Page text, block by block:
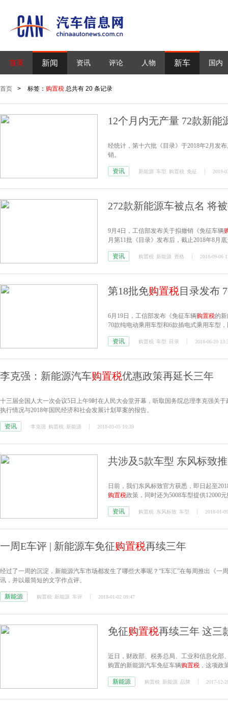
首页 新闻 资讯 评论 人物 新车 国内
首页 > 标签： 购置税 总共有 20 条记录
12个月内无产量 72款新能
经统计，第十六批《目录》于2018年2月发
销。
资讯 新能源 车型 购置税 免征 2019-
272款新能源车被点名 将
9月4日，工信部发布关于拟撤销《免征车辆
月第11批《目录》发布后，截止2018年8月
资讯 购置税 新能源 资格 2018-09-06
第18批免购置税目录发布
6月19日，工信部发布《免征车辆购置税的
70款纯电动乘用车型和6款插电式乘用车型
车型名单，24款新能源车型在列。
资讯 购置税 车型 目录 2018-06-20
李克强：新能源汽车购置税优惠政策再延长三年
十三届全国人大一次会议5日上午9时在人民大会堂开幕，听取国务院总理李克强关
执行情况与2018年国民经济和社会发展计划草案的报告。
资讯 李克强 购置税 新能源 2018-03-05 10:39
共涉及5款车型 东风标致推
日前，我们东风标致官方获悉，即日起至
购置税政策，同时还为5008车型提供12000元
资讯 购置税 东风标致 车型 2018-01-
一周E车评 | 新能源车免征购置税再续三年
经过了一周的沉淀，新能源汽车市场都发生了哪些大事呢？“E车汇”在每周推出《
讯，并以最简短的文字作点评。
新能源 购置税 新能源 车评 2018-01-02 09:47
免征购置税再续三年 这三
近日，财政部、税务总局、工业和信息化部
购置的新能源汽车免征车辆购置税 ，这项政
新能源
购置税 新能源 品牌 2017-12-